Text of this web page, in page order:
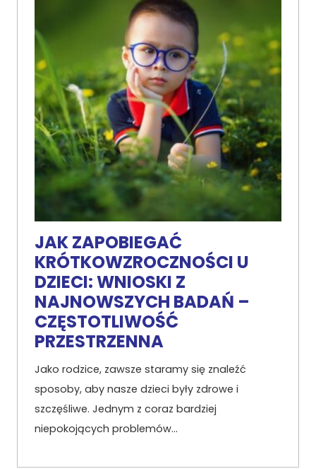
JAK ZAPOBIEGAĆ
KRÓTKOWZROCZNOŚCI U
DZIECI: WNIOSKI Z
NAJNOWSZYCH BADAŃ –
CZĘSTOTLIWOŚĆ
PRZESTRZENNA
Jako rodzice, zawsze staramy się znaleźć
sposoby, aby nasze dzieci były zdrowe i
szczęśliwe. Jednym z coraz bardziej
niepokojących problemów…